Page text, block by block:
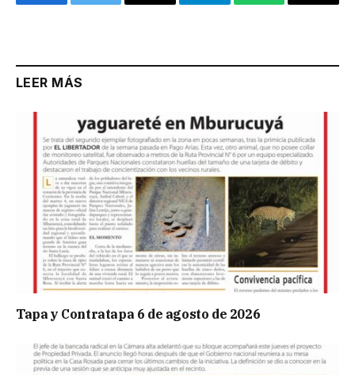
FacebookTwitter Email TelegramWhatsAppCopy
LEER MÁS
Tapa y Contratapa 6 de agosto de 2026